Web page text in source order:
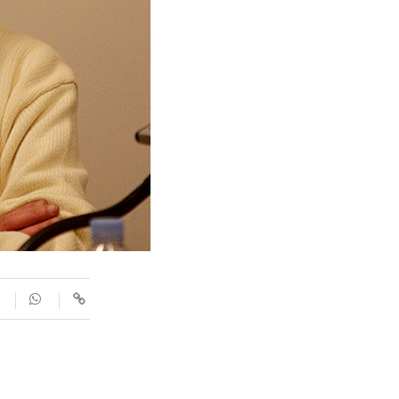
SUPLEMENTS
Fotogaleries
9magazín
Agenda
Blogosfera